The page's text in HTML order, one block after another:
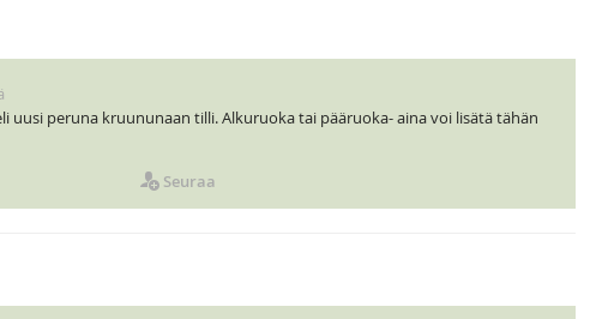
uusi peruna kruununaan tilli. Alkuruoka tai pääruoka- aina voi lisätä tähän
Seuraa